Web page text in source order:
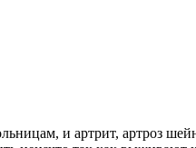
и артрит, артроз